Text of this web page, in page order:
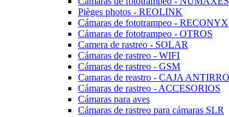
Pièges photos - REOLINK
Cámaras de fototrampeo - RECONYX
Cámaras de fototrampeo - OTROS
Camera de rastreo - SOLAR
Cámaras de rastreo - WIFI
Cámaras de rastreo - GSM
Camaras de reastro - CAJA
Cámaras de rastreo - ACCESORIOS
Cámaras para aves
Cámaras de rastreo para cámaras SLR